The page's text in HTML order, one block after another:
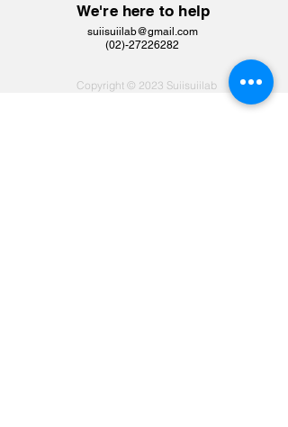
We're here to help
suiisuiilab@gmail.com
​(02)-27226282
Copyright © 2023 Suiisuiilab